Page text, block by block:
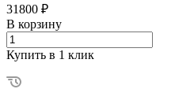
31800 ₽
В корзину
Купить в 1 клик